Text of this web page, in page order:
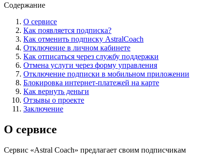
Содержание
О сервисе
Как появляется подписка?
Как отменить подписку AstralCoach
Отключение в личном кабинете
Как отписаться через службу поддержки
Отмена услуги через форму управления
Отключение подписки в мобильном приложении
Блокировка интернет-платежей на карте
Как вернуть деньги
Отзывы о проекте
Заключение
О сервисе
Сервис «Astral Coach» предлагает своим подписчикам